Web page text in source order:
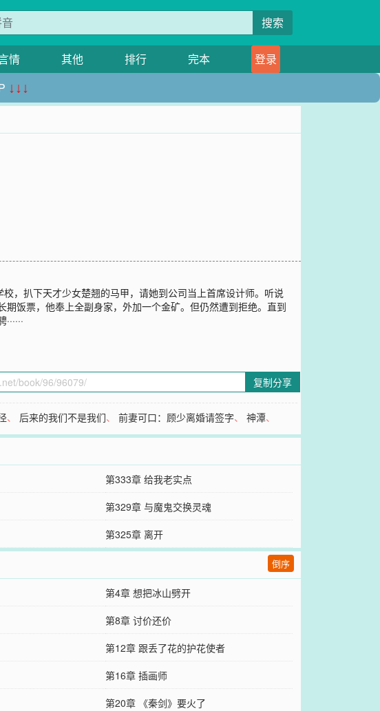
搜索
情 其他 排行 完本
登录
↓↓↓
，扒下天才少女楚翘的马甲，请她到公司当上首席设计师。听说
饭票，他奉上全副身家，外加一个金矿。但仍然遭到拒绝。直到
复制分享
、 后来的我们不是我们、前妻可口：顾少离婚请签字、神潭、
第333章 给我老实点
第329章 与魔鬼交换灵魂
第325章 离开
倒序
第4章 想把冰山劈开
第8章 讨价还价
第12章 跟丢了花的护花使者
第16章 插画师
第20章 《秦剑》要火了